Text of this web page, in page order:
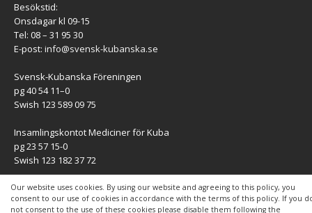
Our website uses cookies. By using our website and agreeing to this policy, you
consent to our use of cookies in accordance with the terms of this policy. If you
not consent to the use of these cookies please disable them following the
Besökstid:
Onsdagar kl 09-15
Tel: 08 – 31 95 30
E-post: info@svensk-kubanska.se
Svensk-Kubanska Föreningen
pg 40 54 11–0
Swish 123 589 09 75
Insamlingskontot Mediciner för Kuba
pg 23 57 15-0
Swish 123 182 37 72
KONTAKT